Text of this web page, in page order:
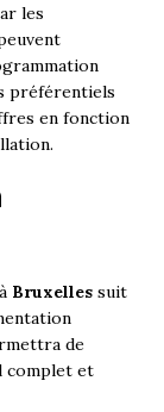
les
préférentiels
en fonction
Bruxelles suit
de
complet et